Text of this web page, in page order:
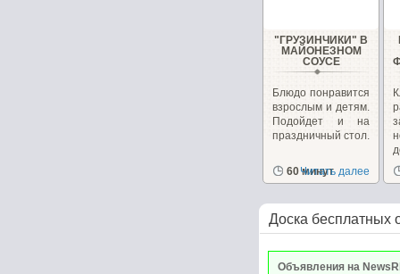
"ГРУЗИНЧИКИ" В
МАЙОНЕЗНОМ
СОУСЕ
Блюдо понравится
взрослым и детям.
Подойдет и на
праздничный стол.
60 минут
Читать далее
Доска бесплатных
Объявления на